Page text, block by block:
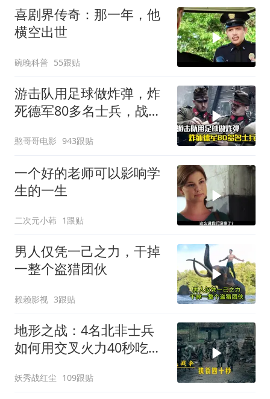
喜剧界传奇：那一年，他
横空出世
碗晚科普 55跟贴
游击队用足球做炸弹，炸
死德军80多名士兵，战争
憨哥哥电影 943跟贴
一个好的老师可以影响学
生的一生
二次元小韩 1跟贴
男人仅凭一己之力，干掉
一整个盗猎团伙
赖赖影视 3跟贴
地形之战：4名北非士兵
如何用交叉火力40秒吃掉
妖秀战红尘 109跟贴